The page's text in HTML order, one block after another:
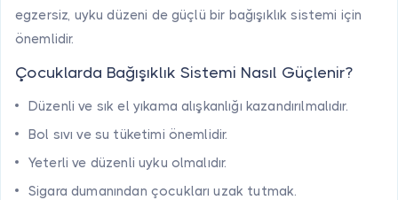
egzersiz, uyku düzeni de güçlü bir bağışıklık sistemi için
önemlidir.
Çocuklarda Bağışıklık Sistemi Nasıl Güçlenir?
Düzenli ve sık el yıkama alışkanlığı kazandırılmalıdır.
Bol sıvı ve su tüketimi önemlidir.
Yeterli ve düzenli uyku olmalıdır.
Sigara dumanından çocukları uzak tutmak.